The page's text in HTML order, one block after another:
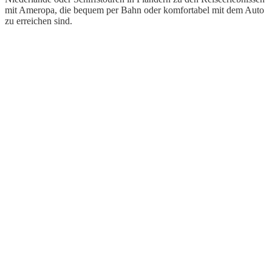
mit Ameropa, die bequem per Bahn oder komfortabel mit dem Auto
zu erreichen sind.